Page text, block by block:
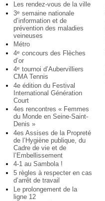
Les rendez-vous de la ville
3e semaine nationale
d’information et de
prévention des maladies
veineuses
Métro
4e concours des Flèches
d’or
4e tournoi d’Aubervilliers
CMA Tennis
4e édition du Festival
International Génération
Court
4es rencontres « Femmes
du Monde en Seine-Saint-
Denis »
4es Assises de la Propreté
de l’Hygiène publique, du
Cadre de vie et de
l’Embellissement
4-1 au Sambola !
5 règles à respecter en cas
d’arrêt de travail
Le prolongement de la
ligne 12